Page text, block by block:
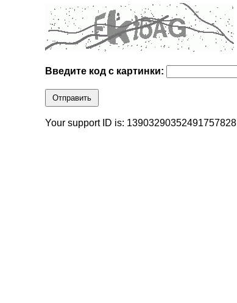
Введите код с картинки:
Отправить
Your support ID is: 13903290352491757828